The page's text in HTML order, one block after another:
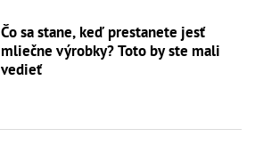
Čo sa stane, keď prestanete jesť
mliečne výrobky? Toto by ste mali
vedieť